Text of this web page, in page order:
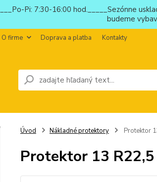
Pi: 7:30-16:00 hod._____Sezónne
budeme
O firme Doprava a platba Kontakty
Úvod Nákladné protektory Protektor
Protektor 13